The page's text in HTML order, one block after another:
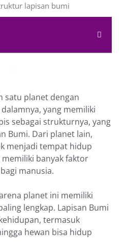
satu planet dengan
yang memiliki
sebagai strukturnya, yang
Bumi. Dari planet lain,
menjadi tempat hidup
banyak faktor
manusia.
planet ini memiliki
lengkap. Lapisan Bumi
termasuk
hewan bisa hidup